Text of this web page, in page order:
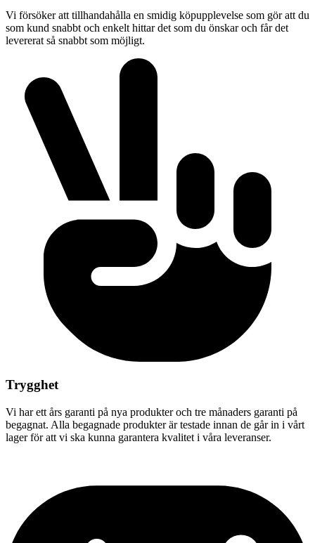
Vi försöker att tillhandahålla en smidig köpupplevelse som gör att du
som kund snabbt och enkelt hittar det som du önskar och får det
levererat så snabbt som möjligt.
Trygghet
Vi har ett års garanti på nya produkter och tre månaders garanti på
begagnat. Alla begagnade produkter är testade innan de går in i vårt
lager för att vi ska kunna garantera kvalitet i våra leveranser.